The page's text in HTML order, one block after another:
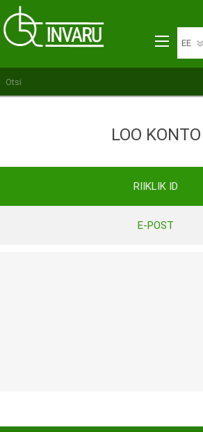
LOO KONTO
RIIKLIK ID
E-POST